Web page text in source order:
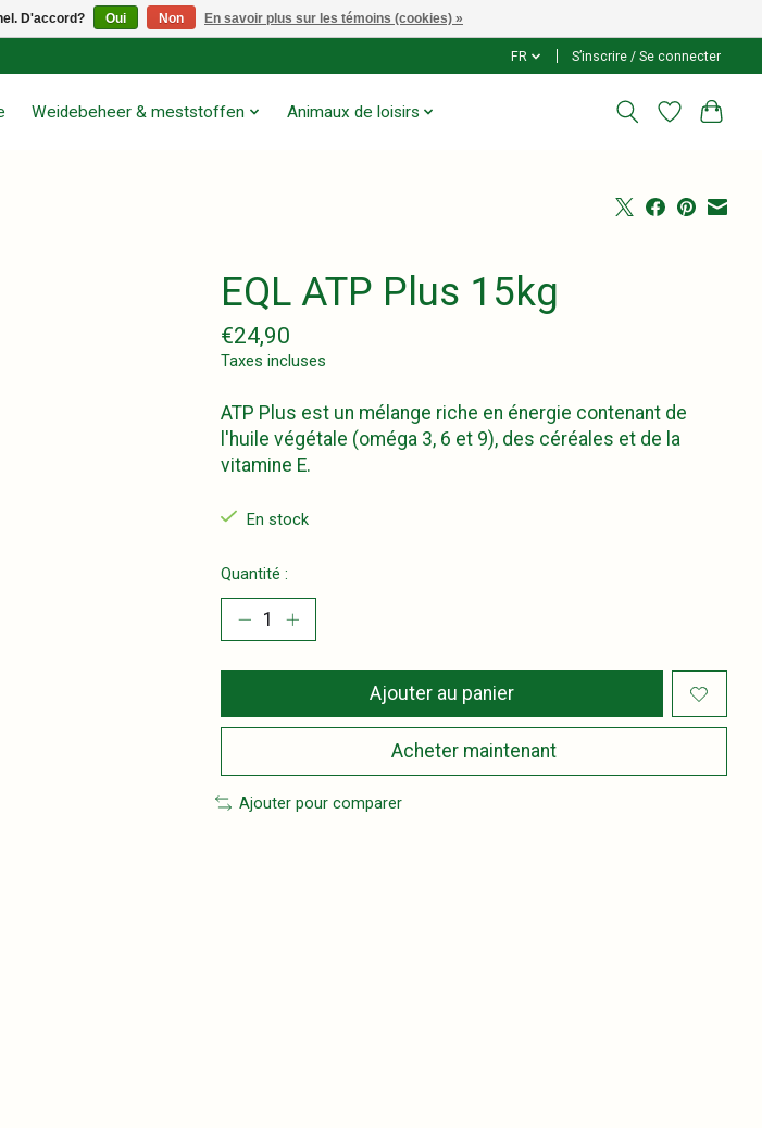
FR S’inscrire / Se connecter
Weidebeheer & meststoffen Animaux de loisirs
EQL ATP Plus 15kg
€24,90
Taxes incluses
ATP Plus est un mélange riche en énergie contenant de
l'huile végétale (oméga 3, 6 et 9), des céréales et de la
vitamine E.
En stock
Quantité :
Ajouter au panier
Acheter maintenant
Ajouter pour comparer
D'accord? Oui Non En savoir plus sur les témoins (cookies) »